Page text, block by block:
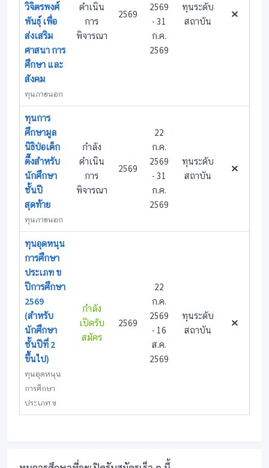
วิจิตรพงศ์
พันธุ์ เพื่อ
ส่งเสริม
ศาสนา การ
ศึกษา และ
สังคม
ทุนภายนอก
ดำเนิน
การ
พิจารณา
2569
2569
- 31
ก.ค.
2569
ทุนระดับ
สถาบัน
ทุนการ
ศึกษามูล
นิธิป่อเต็ก
ตึ๊งสำหรับ
นักศึกษา
ชั้นปี
สุดท้าย
ทุนภายนอก
กำลัง
ดำเนิน
การ
พิจารณา
2569
22
ก.ค.
2569
- 31
ก.ค.
2569
ทุนระดับ
สถาบัน
ทุนอุดหนุน
การศึกษา
ประเภท ข
ปีการศึกษา
2569
(สำหรับ
นักศึกษา
ชั้นปีที่ 2
ขึ้นไป)
ทุนอุดหนุน
การศึกษา
ประเภท ข
กำลัง
เปิดรับ
สมัคร
2569
22
ก.ค.
2569
- 16
ส.ค.
2569
ทุนระดับ
สถาบัน